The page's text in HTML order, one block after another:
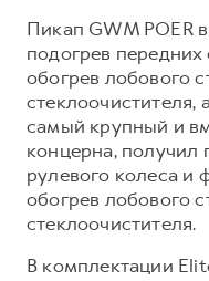
Пикап GWM POER
подогрев передних
обогрев лобового
стеклоочистителя,
самый крупный и
концерна, получил
рулевого колеса и
обогрев лобового
стеклоочистителя.
В комплектации